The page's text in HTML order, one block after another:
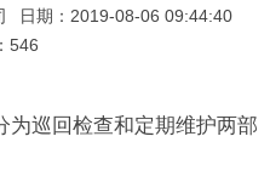
日期：2019-08-06 09:44:40
546
巡回检查和定期维护两部